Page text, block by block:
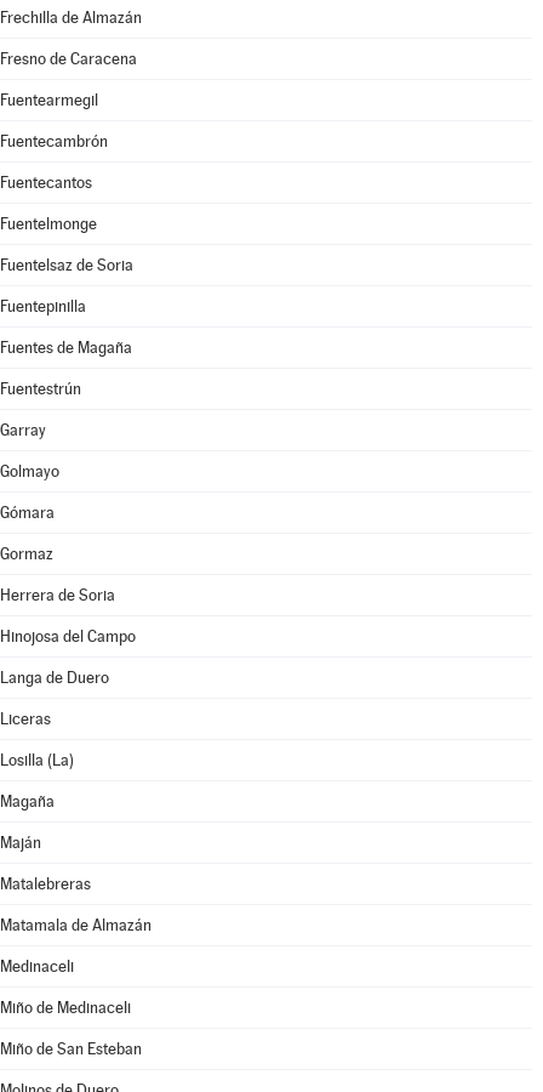
Frechilla de Almazán
Fresno de Caracena
Fuentearmegil
Fuentecambrón
Fuentecantos
Fuentelmonge
Fuentelsaz de Soria
Fuentepinilla
Fuentes de Magaña
Fuentestrún
Garray
Golmayo
Gómara
Gormaz
Herrera de Soria
Hinojosa del Campo
Langa de Duero
Liceras
Losilla (La)
Magaña
Maján
Matalebreras
Matamala de Almazán
Medinaceli
Miño de Medinaceli
Miño de San Esteban